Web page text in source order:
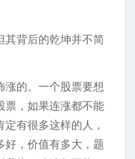
其背后的乾坤并不简
涨的。一个股票要想
票，如果连涨都不能
有很多这样的人，
好，价值有多大，题